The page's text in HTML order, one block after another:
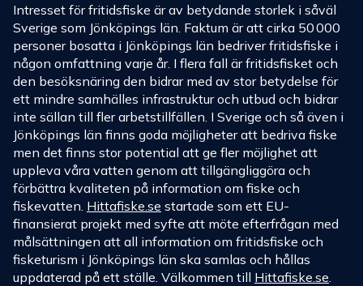
Intresset för fritidsfiske är av betydande storlek i såväl
Sverige som Jönköpings län. Faktum är att cirka 50 000
personer bosatta i Jönköpings län bedriver fritidsfiske i
någon omfattning varje år. I flera fall är fritidsfisket och
den besöksnäring den bidrar med av stor betydelse för
ett mindre samhälles infrastruktur och utbud och bidrar
inte sällan till fler arbetstillfällen. I Sverige och så även i
Jönköpings län finns goda möjligheter att bedriva fiske
men det finns stor potential att ge fler möjlighet att
uppleva våra vatten genom att tillgängliggöra och
förbättra kvaliteten på information om fiske och
fiskevatten. Hittafiske.se startade som ett EU-
finansierat projekt med syfte att möte efterfrågan med
målsättningen att all information om fritidsfiske och
fisketurism i Jönköpings län ska samlas och hållas
uppdaterad på ett ställe. Välkommen till Hittafiske.se